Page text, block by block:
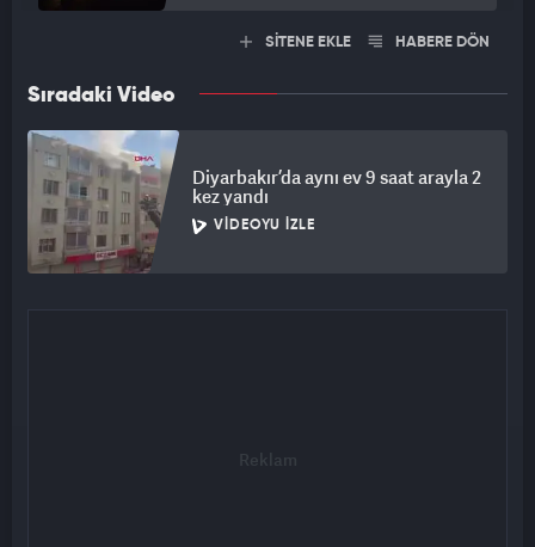
SİTENE EKLE HABERE DÖN
Sıradaki Video
Diyarbakır’da aynı ev 9 saat arayla 2
kez yandı
VIDEOYU İZLE